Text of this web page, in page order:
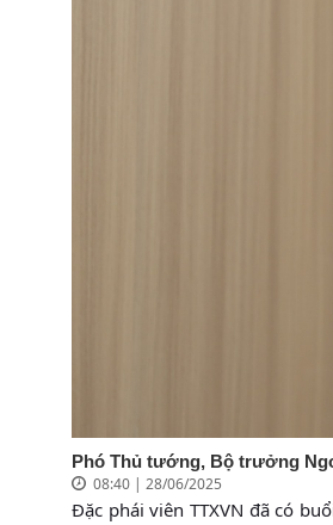
Phó Thủ tướng, Bộ trưởng
08:40 | 28/06/2025
Đặc phái viên TTXVN đã có